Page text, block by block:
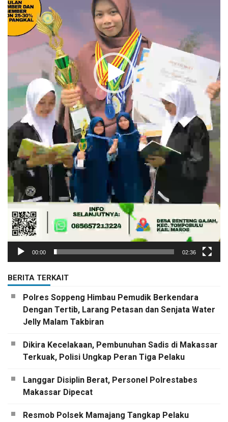
00:00 02:36
BERITA TERKAIT
Polres Soppeng Himbau Pemudik Berkendara
Dengan Tertib, Larang Petasan dan Senjata Water
Jelly Malam Takbiran
Dikira Kecelakaan, Pembunuhan Sadis di Makassar
Terkuak, Polisi Ungkap Peran Tiga Pelaku
Langgar Disiplin Berat, Personel Polrestabes
Makassar Dipecat
Resmob Polsek Mamajang Tangkap Pelaku